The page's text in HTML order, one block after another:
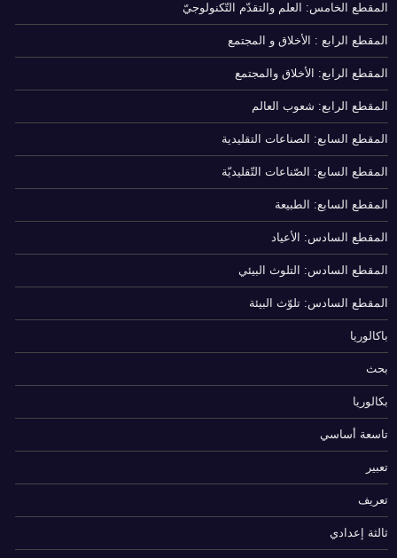
المقطع الخامس: العلم والتقدّم التّكنولوجيّ
المقطع الرابع : الأخلاق و المجتمع
المقطع الرابع: الأخلاق والمجتمع
المقطع الرابع: شعوب العالم
المقطع السابع: الصناعات التقليدية
المقطع السابع: الصّناعات التّقليديّة
المقطع السابع: الطبيعة
المقطع السادس: الأعياد
المقطع السادس: التلوث البيئي
المقطع السادس: تلوّث البيئة
باكالوريا
بحث
بكالوريا
تاسعة أساسي
تعبير
تعريف
ثالثة إعدادي